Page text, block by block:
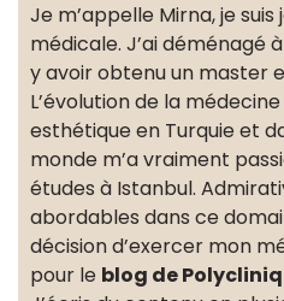
Je m’appelle Mirna, je
médicale. J’ai déménagé
y avoir obtenu un master
L’évolution de la
esthétique en Turquie et
monde m’a vraiment
études à Istanbul.
abordables dans ce
décision d’exercer mon
pour le blog de